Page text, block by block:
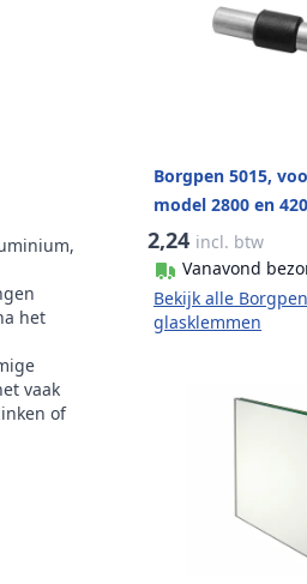
het
vaak
of
Borgpen 5015,
model 2800 en
2,24 incl. btw
Vanavond
Bekijk alle
glasklemmen